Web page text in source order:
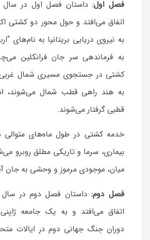
فصل اول:
اتفاق می‌افتد و حول محور دو کشتی
به نیروی دریایی بریتانیا به نام‌های
به فرماندهی سر جان فرانکلین
کشتی در جستجوی مسیری شمال
به هند راهی قطب شمال می‌شوند،
قطبی گرفتار می‌شوند.
خدمه کشتی در طول ماه‌های متوالی
بیماری، سرما و تاریکی مطلق روبرو
میان، موجودی مرموز و وحشی به جان
فصل دوم:
اتفاق می‌افتد و به یک جامعه
دوران جنگ جهانی دوم در ایالات